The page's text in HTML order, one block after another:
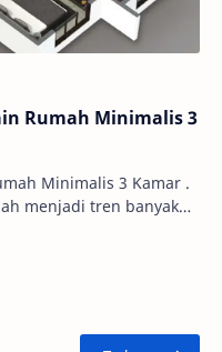
Rumah Minimalis 3
Minimalis 3 Kamar .
menjadi tren banyak